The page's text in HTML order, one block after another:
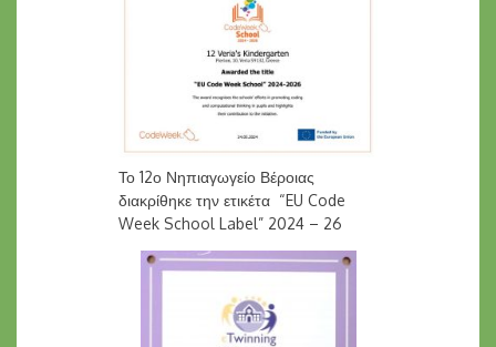
Το 12ο Νηπιαγωγείο Βέροιας
διακρίθηκε την ετικέτα “EU Code
Week School Label” 2024 – 26